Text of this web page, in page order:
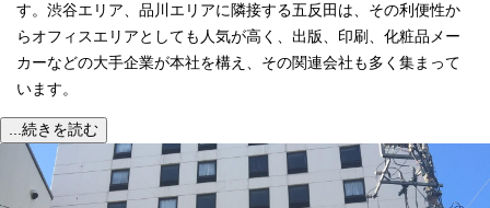
す。渋谷エリア、品川エリアに隣接する五反田は、その利便性か
らオフィスエリアとしても人気が高く、出版、印刷、化粧品メー
カーなどの大手企業が本社を構え、その関連会社も多く集まって
います。
...続きを読む